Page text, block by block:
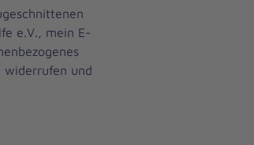
e.V., mein E-
widerrufen und